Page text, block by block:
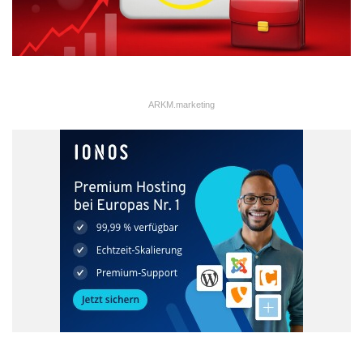
Betriebsratsvorsitzende Jaroslav Povsík. „Der soziale Dialog
zwischen Gewerkschaften und Unternehmen ist ein wichtiger
Erfolgsfaktor und leistet einen wichtigen Beitrag zur guten
Entwicklung des Unternehmens. Dabei erfolgt ein
partnerschaftlicher Austausch auch mit der
Arbeitnehmervertretung des Volkswagen Konzerns“, so Povsík.
Mit dem Einstieg von Volkswagen im April 1991 gelang der
Wiederaufstieg einer legendären Automobilmarke aus dem
ARKM.marketing